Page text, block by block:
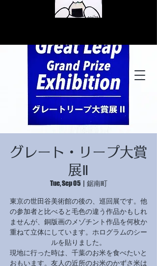
© Copyright
グレート・リープ大賞
展Ⅱ
Tue, Sep 05
  |
鋸南町
東京の世田谷美術館の後の、巡回展です。他
の参加者と比べると毛色の違う作品かもしれ
ませんが、銅版画のメゾチント作品を何枚か
重ねて立体にしています。ホログラムのシー
ルを貼りました。
現地に行った時は、千葉のお米を食べたいと
おもいます。友人の近所のお米のかずさ米は